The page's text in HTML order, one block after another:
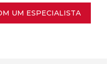
UM ESPECIALISTA